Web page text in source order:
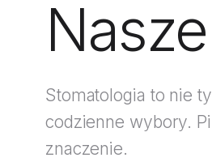
Nasze
Stomatologia to nie
codzienne wybory.
znaczenie.